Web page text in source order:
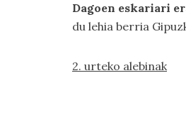
Dagoen eskariari
du lehia berria
2. urteko alebinak